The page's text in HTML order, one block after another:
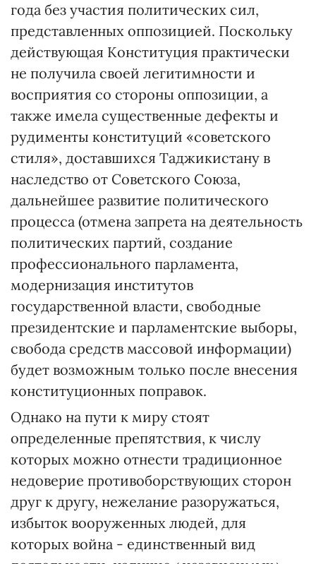
года без участия политических сил,
представленных оппозицией. Поскольку
действующая Конституция практически
не получила своей легитимности и
восприятия со стороны оппозиции, а
также имела существенные дефекты и
рудименты конституций «советского
стиля», доставшихся Таджикистану в
наследство от Советского Союза,
дальнейшее развитие политического
процесса (отмена запрета на деятельность
политических партий, создание
профессионального парламента,
модернизация институтов
государственной власти, свободные
президентские и парламентские выборы,
свобода средств массовой информации)
будет возможным только после внесения
конституционных поправок.
Однако на пути к миру стоят
определенные препятствия, к числу
которых можно отнести традиционное
недоверие противоборствующих сторон
друг к другу, нежелание разоружаться,
избыток вооруженных людей, для
которых война - единственный вид